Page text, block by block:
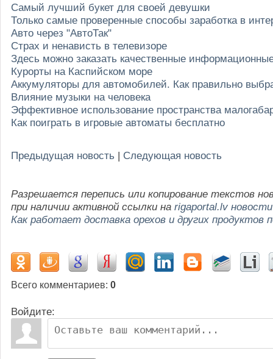
Самый лучший букет для своей девушки
Только самые проверенные способы заработка в
Авто через "АвтоТак"
Страх и ненависть в телевизоре
Здесь можно заказать качественные
Курорты на Каспийском море
Аккумуляторы для автомобилей. Как правильно
Влияние музыки на человека
Эффективное использование пространства
Как поиграть в игровые автоматы бесплатно
Предыдущая новость | Следующая новость
Разрешается перепись или копирование текстов
при наличии активной ссылки на rigaportal.lv новости
Как работает доставка орехов и других продуктов
Всего комментариев: 0
Войдите: